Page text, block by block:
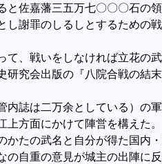
と佐嘉藩三五万七〇〇〇石の
謝罪のしるしとするための
、戦いをしなければ立花の
究会出版の『八院合戦の結
誌は二万余としている）の
方面にかけて陣営を構えた。
たの武名と自分が得た国内
の自重の意見が城主の出陣に